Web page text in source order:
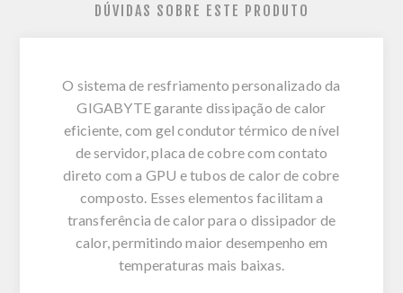
DÚVIDAS SOBRE ESTE PRODUTO
O sistema de resfriamento personalizado da
GIGABYTE garante dissipação de calor
eficiente, com gel condutor térmico de nível
de servidor, placa de cobre com contato
direto com a GPU e tubos de calor de cobre
composto. Esses elementos facilitam a
transferência de calor para o dissipador de
calor, permitindo maior desempenho em
temperaturas mais baixas.